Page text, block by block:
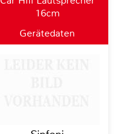
16cm
Gerätedaten